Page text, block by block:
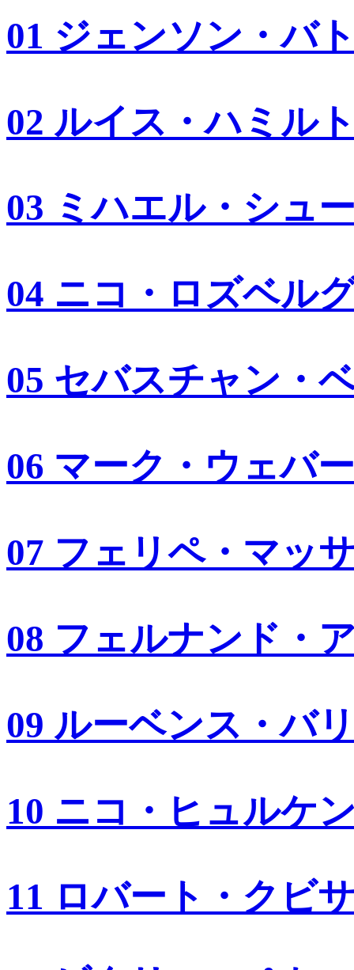
01 ジェンソン・バ
02 ルイス・ハミル
03 ミハエル・シュ
04 ニコ・ロズベル
05 セバスチャン・
06 マーク・ウェバー
07 フェリペ・マッ
08 フェルナンド・
09 ルーベンス・バ
10 ニコ・ヒュルケ
11 ロバート・クビ